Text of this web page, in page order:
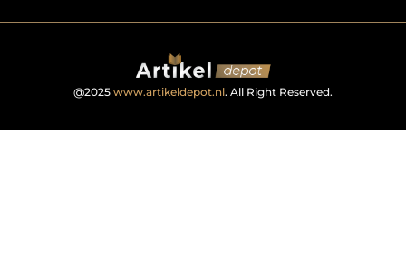
@2025 www.artikeldepot.nl. All Right Reserved.